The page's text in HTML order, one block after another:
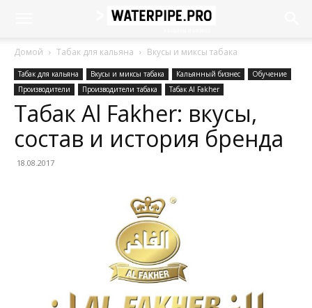
Домой Табак для кальяна Вкусы и миксы табака
Табак для кальяна Вкусы и миксы табака Кальянный бизнес
Обучение
Производители
Производители табака Табак Al Fakher
Табак Al Fakher: вкусы,
состав и история бренда
18.08.2017